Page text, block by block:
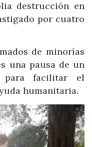
destrucción en
por cuatro
de minorías
una pausa de un
para facilitar el
humanitaria.